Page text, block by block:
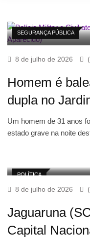
SEGURANÇA PÚBLICA
8 de julho de 2026
Homem é
dupla no
Um homem de 31 anos
estado grave na noite
POLÍTICA
8 de julho de 2026
Jaguaruna
Capital